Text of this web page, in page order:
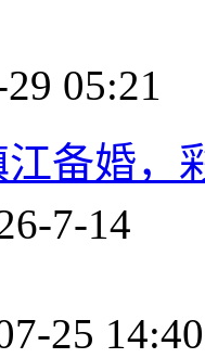
05:21
备婚，
7-14
25 14:40